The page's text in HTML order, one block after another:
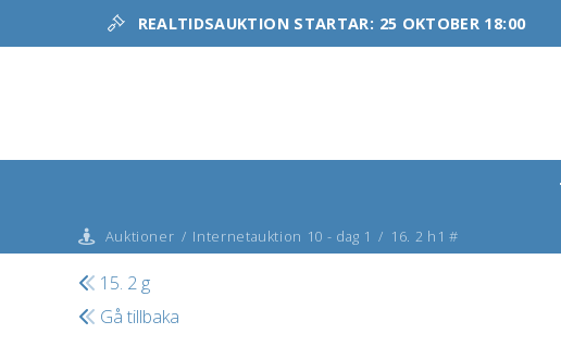
REALTIDSAUKTION STARTAR: 25 OKTOBER 18:00
Auktioner / Internetauktion 10 - dag 1 / 16. 2 h1 #
15. 2 g
Gå tillbaka